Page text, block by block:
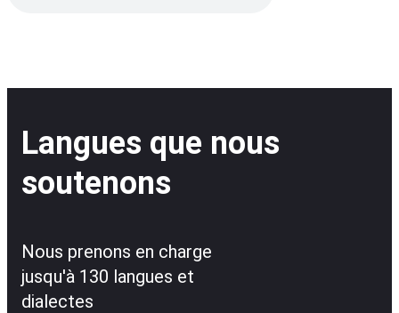
Langues que nous
soutenons
Nous prenons en charge
jusqu'à 130 langues et
dialectes